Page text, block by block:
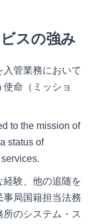
スの強み
管業務において
命（ミッショ
to the mission of
status of
験、他の追随を
局国籍担当法務
のシステム・ス